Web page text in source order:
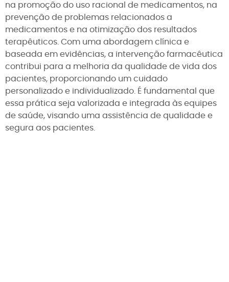
na promoção do uso racional de medicamentos, na
prevenção de problemas relacionados a
medicamentos e na otimização dos resultados
terapêuticos. Com uma abordagem clínica e
baseada em evidências, a intervenção farmacêutica
contribui para a melhoria da qualidade de vida dos
pacientes, proporcionando um cuidado
personalizado e individualizado. É fundamental que
essa prática seja valorizada e integrada às equipes
de saúde, visando uma assistência de qualidade e
segura aos pacientes.